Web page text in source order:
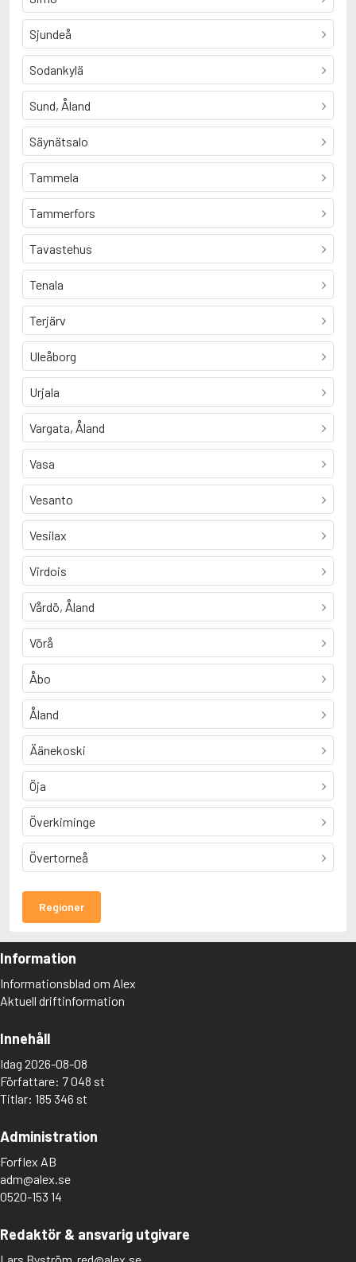
Sjundeå
Sodankylä
Sund, Åland
Säynätsalo
Tammela
Tammerfors
Tavastehus
Tenala
Terjärv
Uleåborg
Urjala
Vargata, Åland
Vasa
Vesanto
Vesilax
Virdois
Vårdö, Åland
Vörå
Åbo
Åland
Äänekoski
Öja
Överkiminge
Övertorneå
Regioner
Information
Informationsblad om Alex
Aktuell driftinformation
Innehåll
Idag 2026-08-08
Författare: 7 048 st
Titlar: 185 346 st
Administration
Forflex AB
adm@alex.se
0520-153 14
Redaktör & ansvarig utgivare